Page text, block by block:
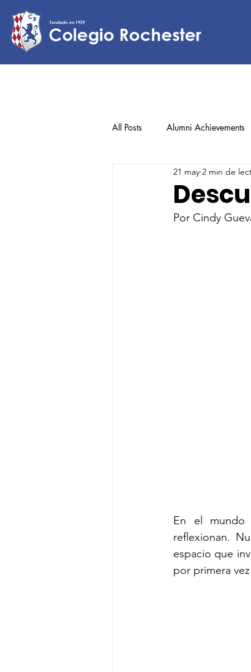
All Posts Alumni Achievements
Lower Elementary Middle
Upper Elementary
21 may 2 min de
Por Cindy
En el mundo
reflexionan.
espacio que
por primera